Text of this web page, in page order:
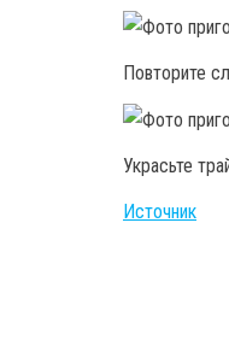
Повторите
Украсьте
Источник